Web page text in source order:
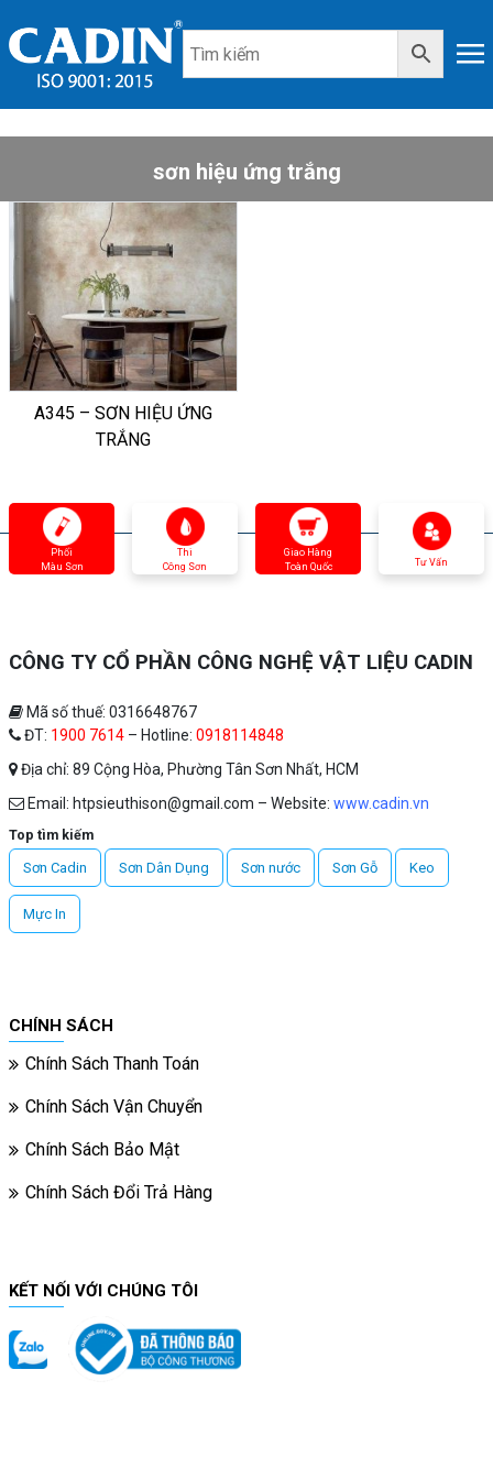
sơn hiệu ứng trắng
A345 – SƠN HIỆU ỨNG
TRẮNG
Phối
Màu Sơn
Thi
Công Sơn
Giao Hàng
Toàn Quốc
Tư Vấn
CÔNG TY CỔ PHẦN CÔNG NGHỆ VẬT LIỆU CADIN
Mã số thuế: 0316648767
ĐT: 1900 7614 – Hotline: 0918114848
Địa chỉ: 89 Cộng Hòa, Phường Tân Sơn Nhất, HCM
Email: htpsieuthison@gmail.com – Website: www.cadin.vn
Top tìm kiếm
Sơn Cadin
Sơn Dân Dụng Sơn nước Sơn Gỗ Keo
Mực In
CHÍNH SÁCH
Chính Sách Thanh Toán
Chính Sách Vận Chuyển
Chính Sách Bảo Mật
Chính Sách Đổi Trả Hàng
KẾT NỐI VỚI CHÚNG TÔI